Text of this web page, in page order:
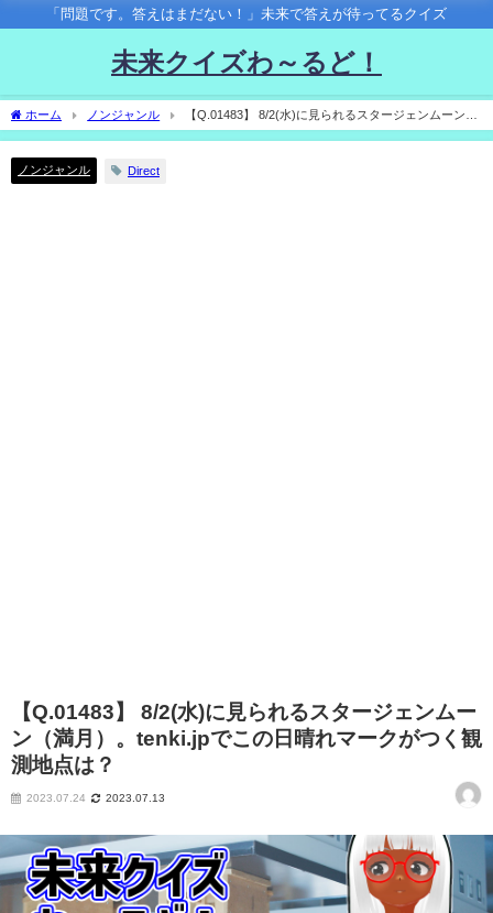
「問題です。答えはまだない！」未来で答えが待ってるクイズ
未来クイズわ～るど！
ホーム ノンジャンル
【Q.01483】 8/2(水)に見られるスタージェンムーン
（満月）。tenki.jpでこの日晴れマークがつく観測地点は？
ノンジャンル Direct
【Q.01483】 8/2(水)に見られるスタージェンムー
ン（満月）。tenki.jpでこの日晴れマークがつく観
測地点は？
2023.07.24 2023.07.13